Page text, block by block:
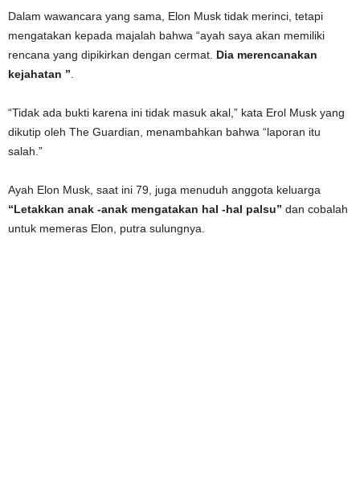
Dalam wawancara yang sama, Elon Musk tidak merinci, tetapi
mengatakan kepada majalah bahwa “ayah saya akan memiliki
rencana yang dipikirkan dengan cermat. Dia merencanakan
kejahatan ”
“Tidak ada bukti karena ini tidak masuk akal,” kata Erol Musk yang
dikutip oleh The Guardian, menambahkan bahwa “laporan itu
salah.”
Ayah Elon Musk, saat ini 79, juga menuduh anggota keluarga
“Letakkan anak -anak mengatakan hal -hal palsu” dan cobalah
untuk memeras Elon, putra sulungnya.